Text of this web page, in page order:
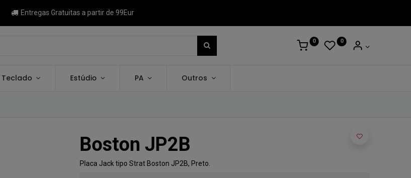
Entregas Gratuitas a partir de 99Eur
0 0
Teclado Estúdio PA Outros
Boston JP2B
Placa Jack tipo Strat Boston JP2B, Preto.